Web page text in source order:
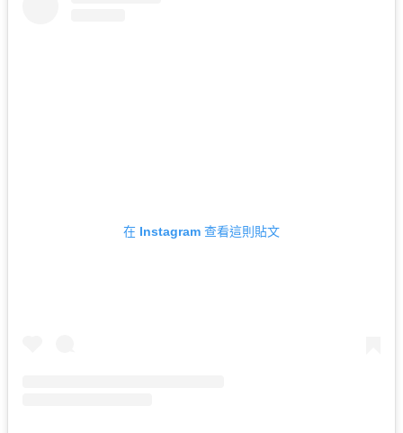
在 Instagram 查看這則貼文